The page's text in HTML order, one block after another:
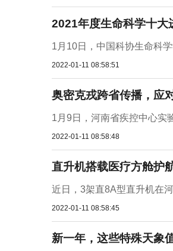
2021年度生命科学十大
1月10日，中国科协生命科
2022-01-11 08:58:51
奥密克戎跨省传播，应
1月9日，河南省疾控中心实
2022-01-11 08:58:48
直升机搭载医疗方舱护
近日，3架直8A型直升机在
2022-01-11 08:58:45
新一年，这些特殊天象